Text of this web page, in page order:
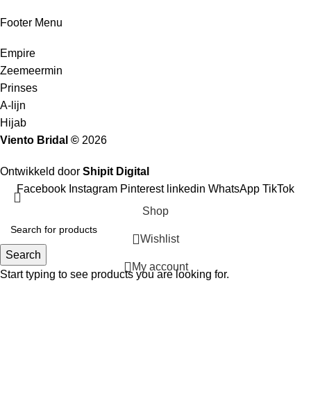
Footer Menu
Empire
Zeemeermin
Prinses
A-lijn
Hijab
Viento Bridal © 2026
Ontwikkeld door Shipit Digital
Search
Start typing to see products you are looking for.
Facebook Instagram Pinterest linkedin WhatsApp TikTok
Shop
Wishlist
My account